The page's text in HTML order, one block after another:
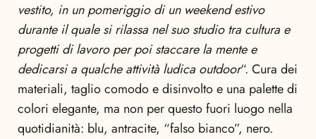
vestito, in un pomeriggio di un weekend estivo
durante il quale si rilassa nel suo studio tra cultura e
progetti di lavoro per poi staccare la mente e
dedicarsi a qualche attività ludica outdoor“. Cura dei
materiali, taglio comodo e disinvolto e una palette di
colori elegante, ma non per questo fuori luogo nella
quotidianità: blu, antracite, “falso bianco”, nero.